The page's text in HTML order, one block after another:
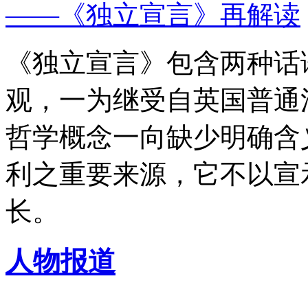
——《独立宣言》再解读
《独立宣言》包含两种
观，一为继受自英国普
哲学概念一向缺少明确
利之重要来源，它不以
长。
人物报道